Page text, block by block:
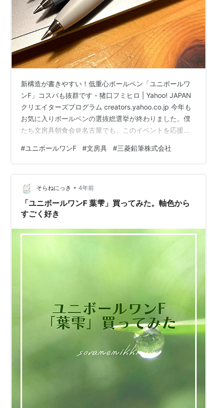
新構造が書きやすい！低重心ボールペン「ユニボールワ
ンF」コスパも抜群です - 猪口フミヒロ | Yahoo! JAPAN
クリエイターズプログラム creators.yahoo.co.jp 今年も
お気に入りボールペンの選抜総選挙が終わりました。僕
たち文房具朝食会＠名古屋でも、このイベントを応援し
だきました。2日間開催で投票してくださった皆さん、あ
りがとうございました。投票する前に、参加者の皆さん
にはどのボールペンが良かったのかプレゼンしていただ
くのですが、声をそろえて良かったと反応してくださる
のがこのペンです。三菱鉛筆株式会社の「ユニボールワ
ン…
#ユニボールワンF #文房具 #三菱鉛筆株式会社
そらねにっき • 4年前
「ユニボールワンF 葉雫」買ってみた。軸色から
すごく好き